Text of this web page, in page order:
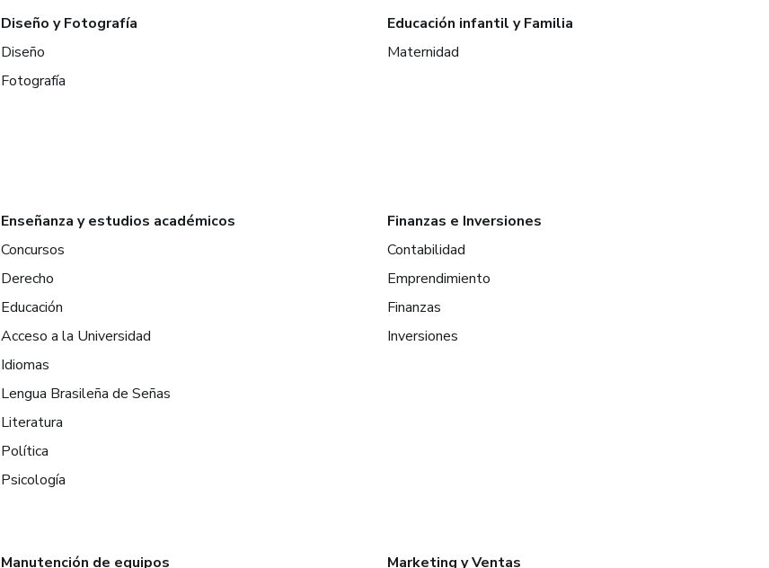
Diseño y Fotografía
Diseño
Fotografía
Educación infantil y Familia
Maternidad
Enseñanza y estudios académicos
Concursos
Derecho
Educación
Acceso a la Universidad
Idiomas
Lengua Brasileña de Señas
Literatura
Política
Psicología
Finanzas e Inversiones
Contabilidad
Emprendimiento
Finanzas
Inversiones
Manutención de equipos Marketing y Ventas